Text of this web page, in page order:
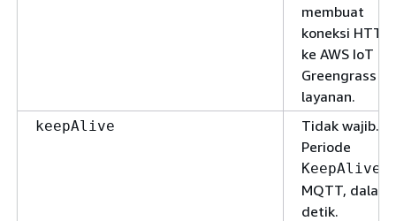
membuat
koneksi
ke AWS IoT
Greengrass
layanan.
keepAlive
Tidak wajib.
Periode
KeepAlive
MQTT, dalam
detik.